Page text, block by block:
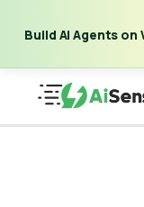
Build AI Agents
New Launch |